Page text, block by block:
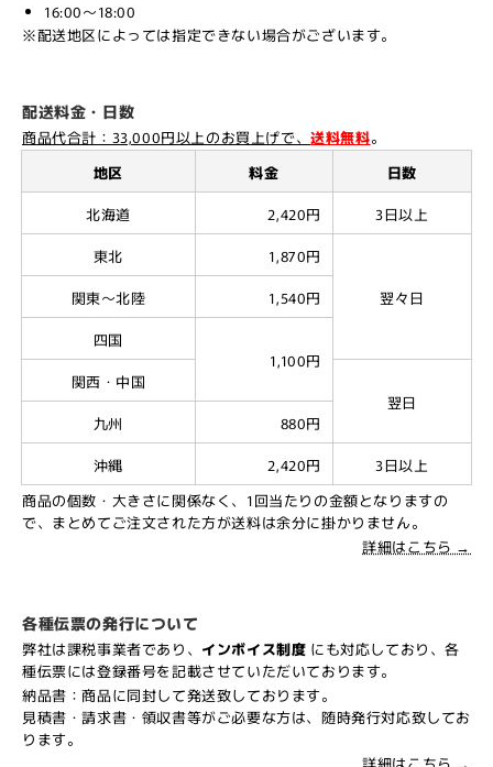
16:00～18:00
※配送地区によっては指定できない場合がございます。
配送料金・日数
商品代合計：33,000円以上のお買上げで、送料無料。
地区
料金
日数
北海道
2,420円
3日以上
東北
1,870円
翌々日
関東～北陸
1,540円
四国
1,100円
関西・中国
翌日
九州
880円
沖縄
2,420円
3日以上
商品の個数・大きさに関係なく、1回当たりの金額となりますの
で、まとめてご注文された方が送料は余分に掛かりません。
詳細はこちら →
各種伝票の発行について
弊社は課税事業者であり、 インボイス制度 にも対応しており、各
種伝票には登録番号を記載させていただいております。
納品書：商品に同封して発送致しております。
見積書・請求書・領収書等がご必要な方は、随時発行対応致してお
ります。